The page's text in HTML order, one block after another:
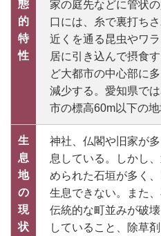
態
的
特
性
家の庭先などに管状
口には、糸で裏打ち
近くを通る昆虫やワ
居に引き込んで摂食
ど大都市の中心部に
減少する。愛知県で
市の標高60m以下の地
生
息
地
の
現
状
神社、仏閣や旧家が
息している。しかし
められた石垣が多く
生息できない。また
伝統的な町並みが破
していること、除草